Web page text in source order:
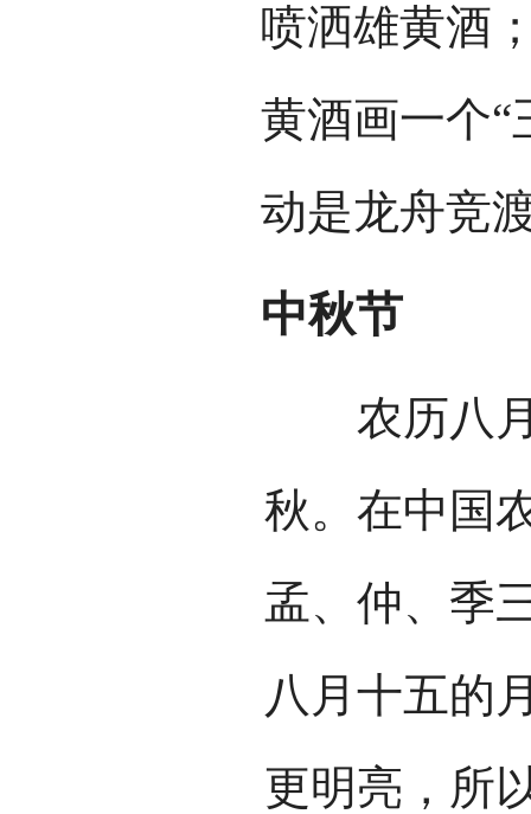
喷洒雄黄酒
黄酒画一个“
动是龙舟竞
中秋节
农历八月
秋。在中国
孟、仲、季
八月十五的
更明亮，所